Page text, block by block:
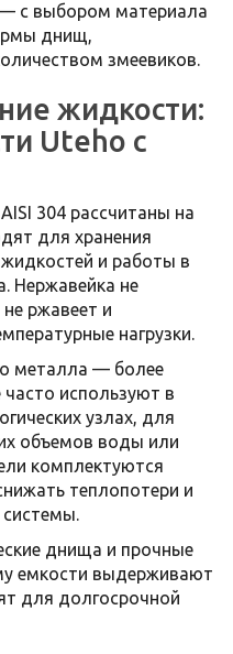
с выбором материала
днищ,
змеевиков.
жидкости:
Uteho с
304 рассчитаны на
для хранения
и работы в
Нержавейка не
ржавеет и
нагрузки.
металла — более
используют в
узлах, для
объемов воды или
комплектуются
теплопотери и
системы.
днища и прочные
емкости выдерживают
для долгосрочной